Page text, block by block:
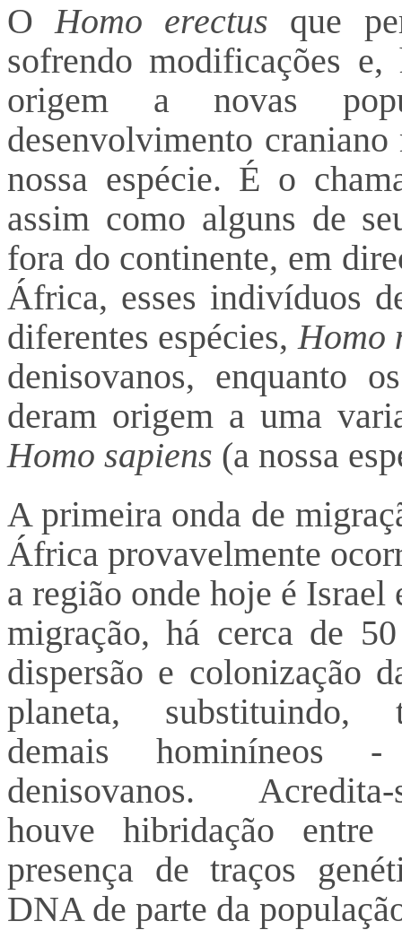
OHomo erectus que
sofrendo modificações
origem a novas
desenvolvimento
nossa espécie. É o
assim como alguns de
fora do continente, em
África, esses indivíduos
diferentes espécies,Homo
denisovanos, enquanto
deram origem a uma
Homo sapiens (a nossa
A primeira onda de
África provavelmente
a região onde hoje é Israel
migração, há cerca de
dispersão e colonização
planeta,
demais
denisovanos.
houve hibridação
presença de traços
DNA de parte da